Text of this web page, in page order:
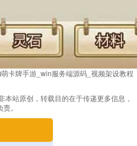
卡牌手游_win服务端源码_视频架设教程
本站原创，转载目的在于传递更多信息，
。